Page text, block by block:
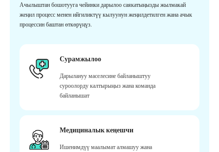
Ачылыштан бошотууга чейинки дарылоо саякатыңызды жылмакай
жеңил процесс менен ийгиликтүү кылуунун жеңилдетилген жана ачык
процессин баштан өткөрүңүз.
Сурамжылоо
Дарылануу маселесине байланыштуу
суроолорду калтырыңыз жана команда
байланышат
Медициналык кеңешчи
Ишенимдүү маалымат алмашуу жана